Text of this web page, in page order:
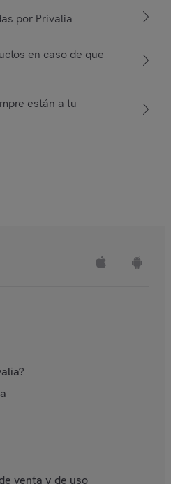
por Privalia
en caso de que
están a tu
venta y de uso